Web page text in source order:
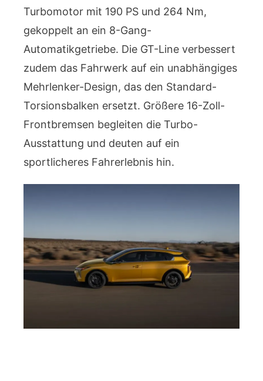
Turbomotor mit 190 PS und 264 Nm,
gekoppelt an ein 8-Gang-
Automatikgetriebe. Die GT-Line verbessert
zudem das Fahrwerk auf ein unabhängiges
Mehrlenker-Design, das den Standard-
Torsionsbalken ersetzt. Größere 16-Zoll-
Frontbremsen begleiten die Turbo-
Ausstattung und deuten auf ein
sportlicheres Fahrerlebnis hin.